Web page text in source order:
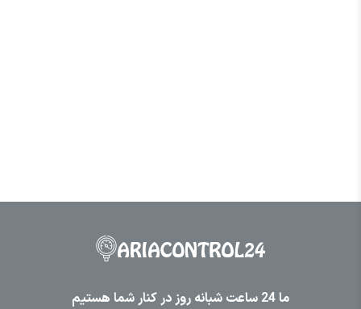
ما 24 ساعت شبانه روز در کنار شما هستیم